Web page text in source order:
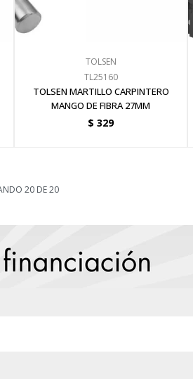
TOLSEN
TL25160
TOLSEN MARTILLO CARPINTERO
MANGO DE FIBRA 27MM
$ 329
20 DE20